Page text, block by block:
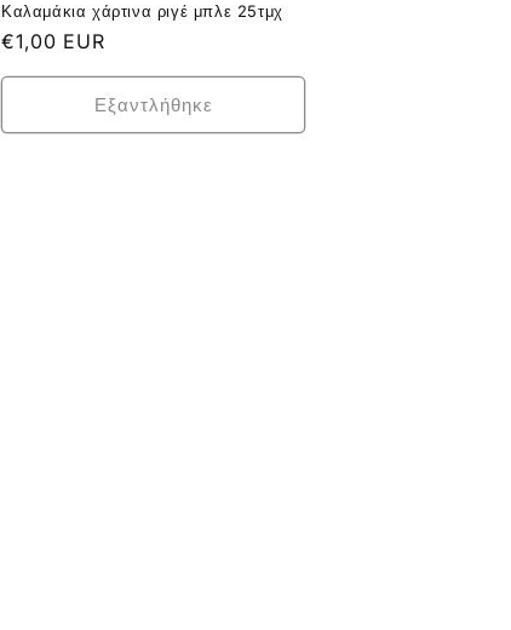
Καλαμάκια χάρτινα ριγέ μπλε 25τμχ
Κανονική
τιμή
€1,00 EUR
Εξαντλήθηκε